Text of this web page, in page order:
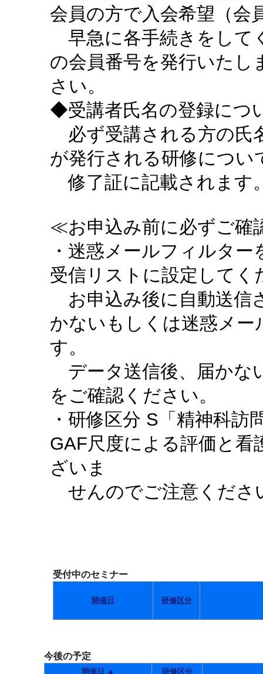
会員の方で入会希望（会
早急に各手続きをして
の会員番号を発行いたし
さい。
◆受講者氏名の登録につ
必ず受講される方の氏
が発行される研修につい
修了証に記載されます
≪お申込み前に必ずご確
・迷惑メールフィルタ
受信リストに設定してく
お申込み後に自動送信
かないもしくは迷惑メ
す。
データ送信後、届かな
をご確認ください。
・研修区分 S「精神科
GAF尺度による評価と看
ざいま
せんのでご注意くださ
受付中のセミナー
開催日 研修区分
今後の予定
開催日 ▲ 研修区分